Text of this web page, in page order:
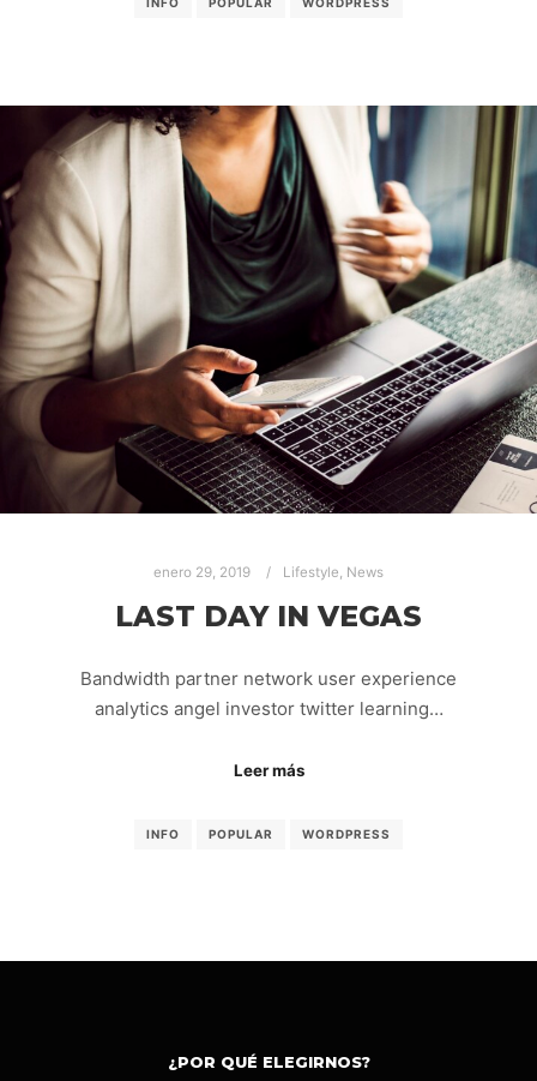
enero 29, 2019 Lifestyle, News
LAST DAY IN VEGAS
Bandwidth partner network user experience
analytics angel investor twitter learning…
Leer más
INFO POPULAR WORDPRESS
¿POR QUÉ ELEGIRNOS?